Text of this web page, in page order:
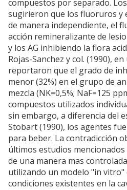
compuestos por separado.
sugirieron que los fluoruros y
de manera independiente, el
acción remineralizante de
y los AG inhibiendo la flora
Rojas-Sanchez y col. (1990),
reportaron que el grado de
menor (32%) en el grupo de
mezcla (NK=0,5%; NaF=125
compuestos utilizados
sin embargo, a diferencia del
Stobart (1990), los agentes
para beber. La contradicción
últimos estudios
de una manera mas
utilizando un modelo "in vitro"
condiciones existentes en la